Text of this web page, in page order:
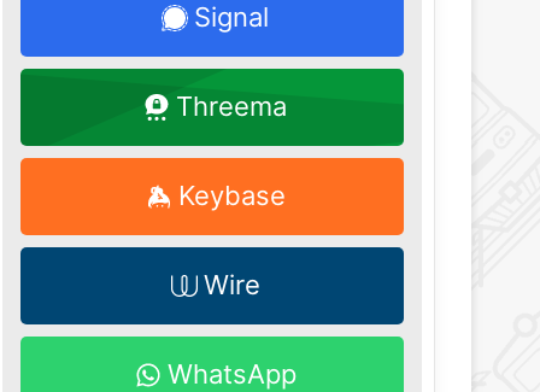
Signal
Threema
Keybase
Wire
WhatsApp